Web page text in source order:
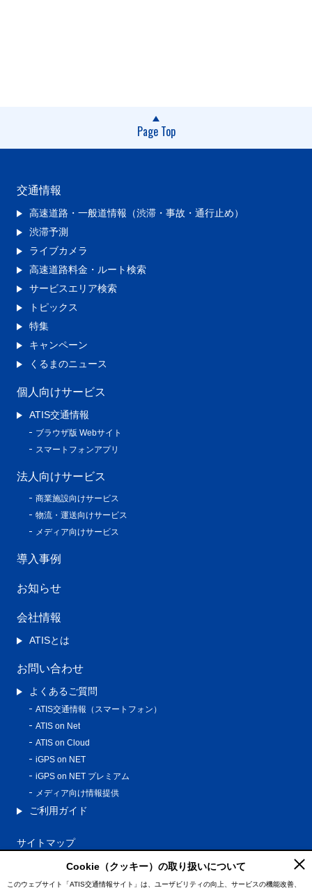
Page Top
交通情報
高速道路・一般道情報（渋滞・事故・通行止め）
渋滞予測
ライブカメラ
高速道路料金・ルート検索
サービスエリア検索
トピックス
特集
キャンペーン
くるまのニュース
個人向けサービス
ATIS交通情報
ブラウザ版 Webサイト
スマートフォンアプリ
法人向けサービス
商業施設向けサービス
物流・運送向けサービス
メディア向けサービス
導入事例
お知らせ
会社情報
ATISとは
お問い合わせ
よくあるご質問
ATIS交通情報（スマートフォン）
ATIS on Net
ATIS on Cloud
iGPS on NET
iGPS on NET プレミアム
メディア向け情報提供
ご利用ガイド
サイトマップ
プライバシーポリシー
利用規約
Cookie（クッキー）の取り扱いについて
このウェブサイト「ATIS交通情報サイト」は、ユーザビリティの向上、サービスの機能改善、